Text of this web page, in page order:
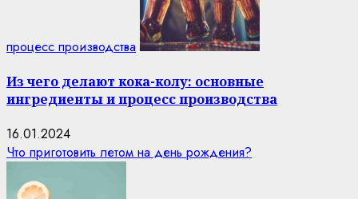
процесс производства
Из чего делают кока-колу: основные
ингредиенты и процесс производства
16.01.2024
Что приготовить летом на день рождения?